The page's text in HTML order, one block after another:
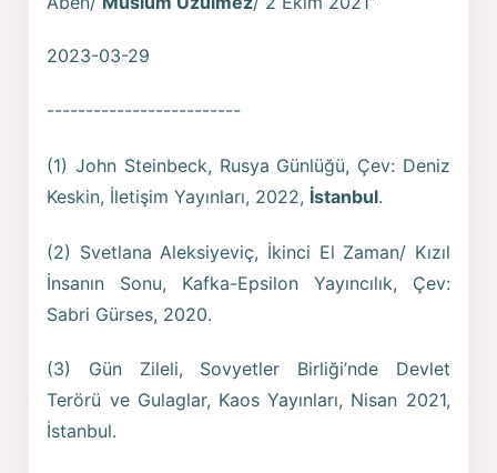
2023-03-29
-------------------------
(1) John Steinbeck, Rusya Günlüğü, Çev: Deniz
Keskin, İletişim Yayınları, 2022, İstanbul.
(2) Svetlana Aleksiyeviç, İkinci El Zaman/ Kızıl
İnsanın Sonu, Kafka-Epsilon Yayıncılık, Çev:
Sabri Gürses, 2020.
(3) Gün Zileli, Sovyetler Birliği’nde Devlet
Terörü ve Gulaglar, Kaos Yayınları, Nisan 2021,
İstanbul.